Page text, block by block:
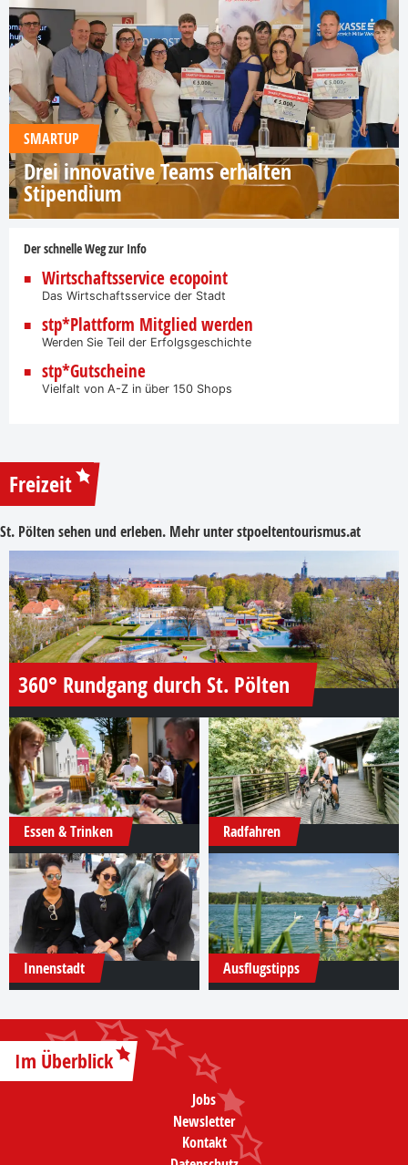
SMARTUP
Drei innovative Teams erhalten
Stipendium
Der schnelle Weg zur Info
Wirtschaftsservice ecopoint
Das Wirtschaftsservice der Stadt
stp*Plattform Mitglied werden
Werden Sie Teil der Erfolgsgeschichte
stp*Gutscheine
Vielfalt von A-Z in über 150 Shops
Freizeit
St. Pölten sehen und erleben. Mehr unterstpoeltentourismus.at
360° Rundgang durch St. Pölten
Essen & Trinken Radfahren
Innenstadt Ausflugstipps
Im Überblick
Jobs
Newsletter
Kontakt